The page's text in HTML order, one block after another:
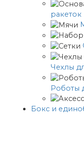
ракеток
Чехлы
Роботы
Бокс и